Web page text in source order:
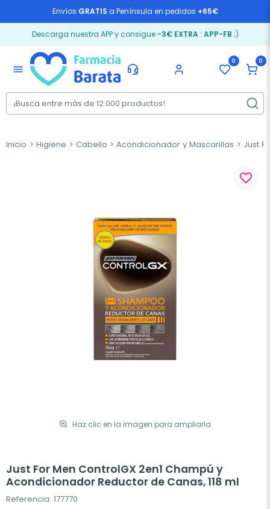
Envíos GRATIS a Península en pedidos +65€
Descarga nuestra APP y consigue -3€ EXTRA: APP-FB ;)
menu
0 0
Inicio Higiene Cabello Acondicionador y Mascarillas Just
Haz clic en la imagen para ampliarla
favorite_border
Just For Men ControlGX 2en1 Champú y
Acondicionador Reductor de Canas, 118 ml
Referencia: 177770